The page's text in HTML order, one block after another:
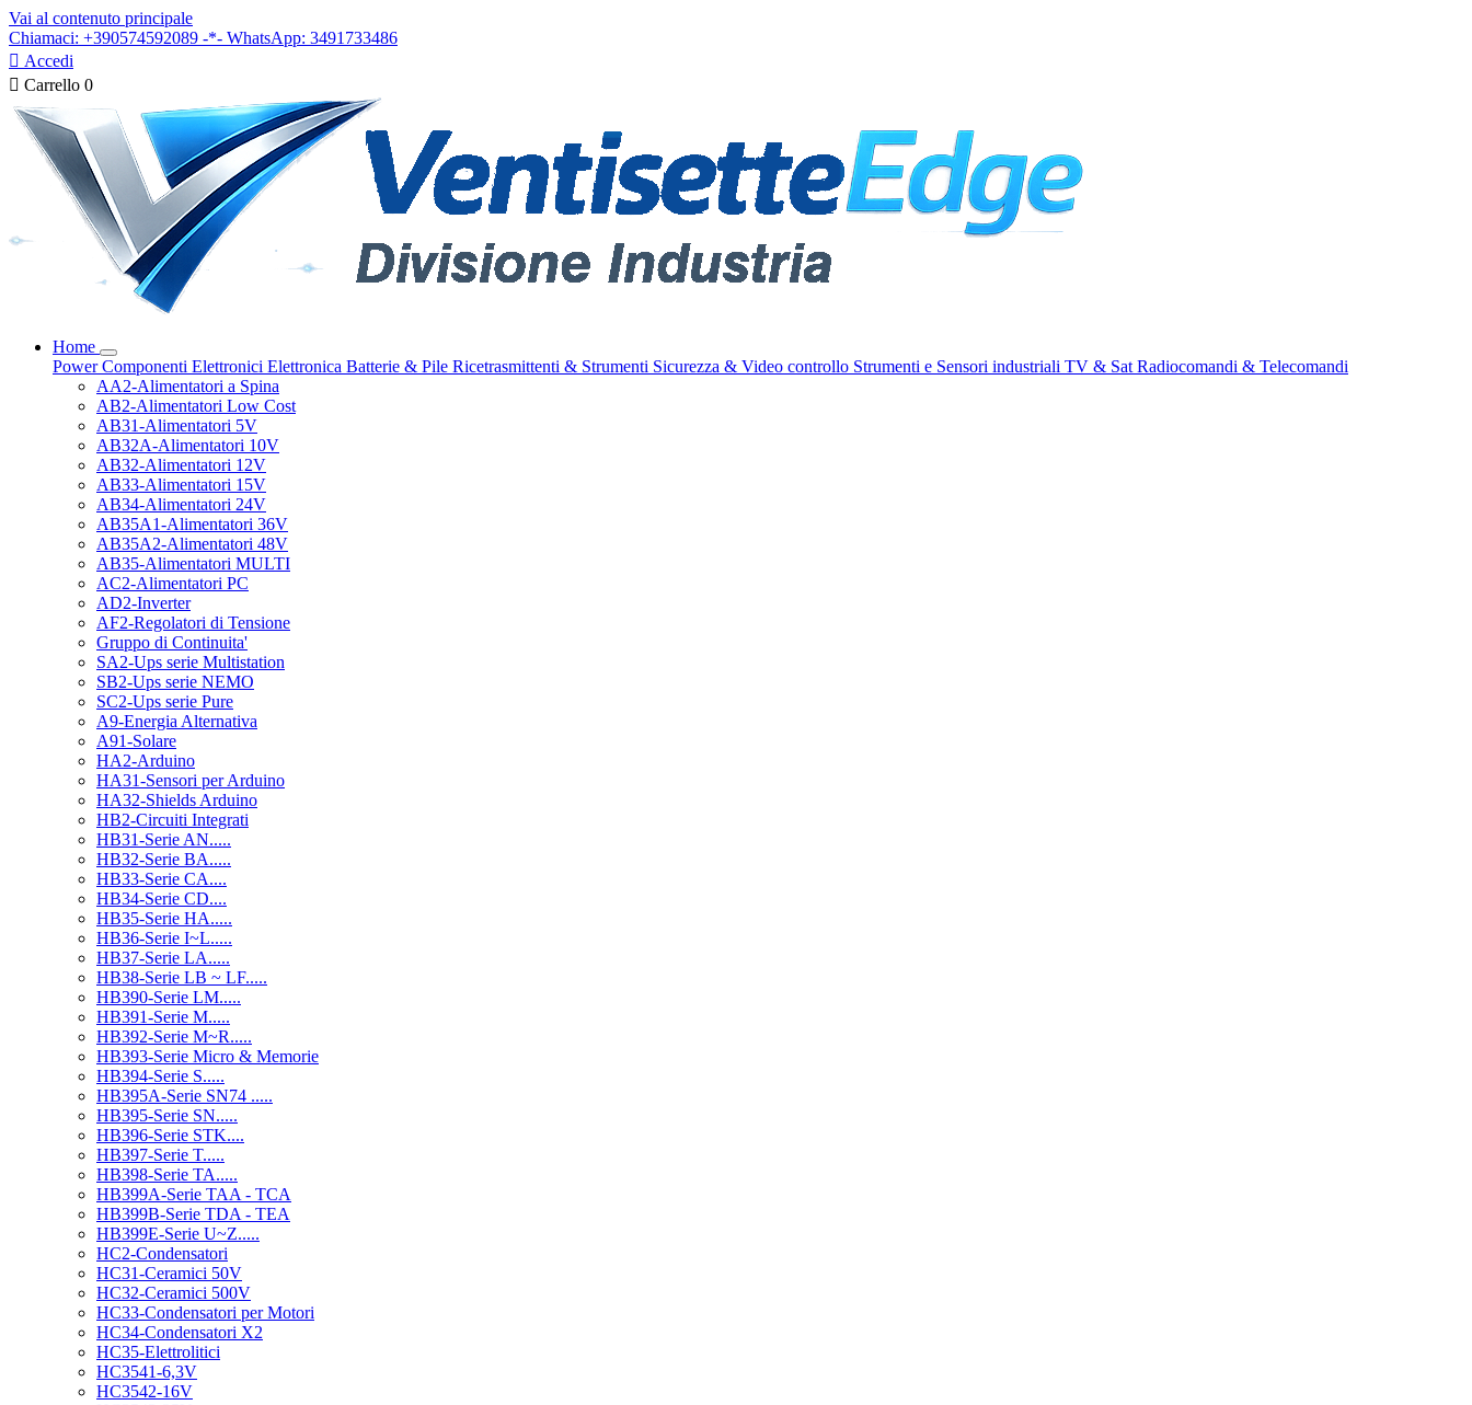
Vai al contenuto principale
Chiamaci: +390574592089 -*- WhatsApp: 3491733486
 Accedi
 Carrello 0
Home
PowerComponenti Elettronici Elettronica Batterie & Pile Ricetrasmittenti & Strumenti Sicurezza & Video controllo Strumenti e Sensori industriali TV & Sat Radiocomandi & Telecomandi
AA2-Alimentatori a Spina
AB2-Alimentatori Low Cost
AB31-Alimentatori 5V
AB32A-Alimentatori 10V
AB32-Alimentatori 12V
AB33-Alimentatori 15V
AB34-Alimentatori 24V
AB35A1-Alimentatori 36V
AB35A2-Alimentatori 48V
AB35-Alimentatori MULTI
AC2-Alimentatori PC
AD2-Inverter
AF2-Regolatori di Tensione
Gruppo di Continuita'
SA2-Ups serie Multistation
SB2-Ups serie NEMO
SC2-Ups serie Pure
A9-Energia Alternativa
A91-Solare
HA2-Arduino
HA31-Sensori per Arduino
HA32-Shields Arduino
HB2-Circuiti Integrati
HB31-Serie AN.....
HB32-Serie BA.....
HB33-Serie CA....
HB34-Serie CD....
HB35-Serie HA.....
HB36-Serie I~L.....
HB37-Serie LA.....
HB38-Serie LB ~ LF.....
HB390-Serie LM.....
HB391-Serie M.....
HB392-Serie M~R.....
HB393-Serie Micro & Memorie
HB394-Serie S.....
HB395A-Serie SN74 .....
HB395-Serie SN.....
HB396-Serie STK....
HB397-Serie T.....
HB398-Serie TA.....
HB399A-Serie TAA - TCA
HB399B-Serie TDA - TEA
HB399E-Serie U~Z.....
HC2-Condensatori
HC31-Ceramici 50V
HC32-Ceramici 500V
HC33-Condensatori per Motori
HC34-Condensatori X2
HC35-Elettrolitici
HC3541-6,3V
HC3542-16V